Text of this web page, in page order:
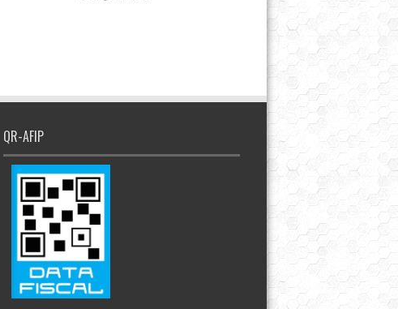
QR-AFIP